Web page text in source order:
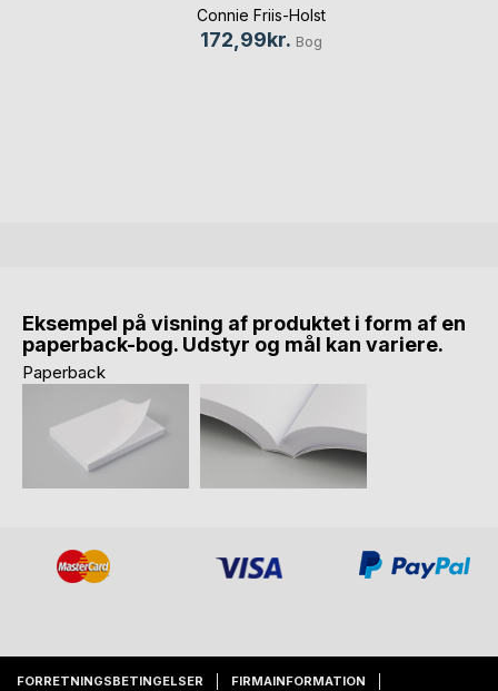
Connie Friis-Holst
172,99kr. Bog
Eksempel på visning af produktet i form af en
paperback-bog. Udstyr og mål kan variere.
Paperback
FORRETNINGSBETINGELSER FIRMAINFORMATION